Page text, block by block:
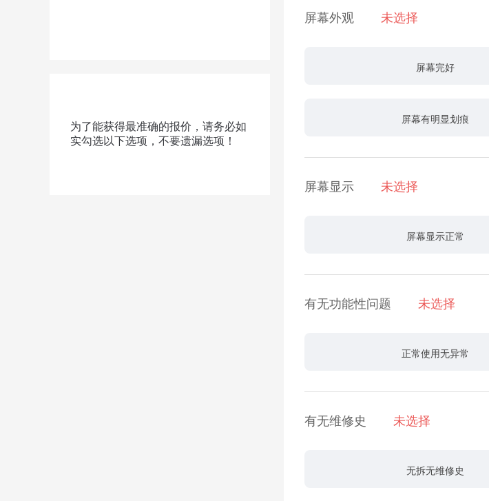
为了能获得最准确的报价，请务必如
实勾选以下选项，不要遗漏选项！
屏幕外观 未选择
屏幕完好
屏幕有明显划痕
屏幕显示 未选择
屏幕显示正常
有无功能性问题 未选择
正常使用无异常
有无维修史 未选择
无拆无维修史